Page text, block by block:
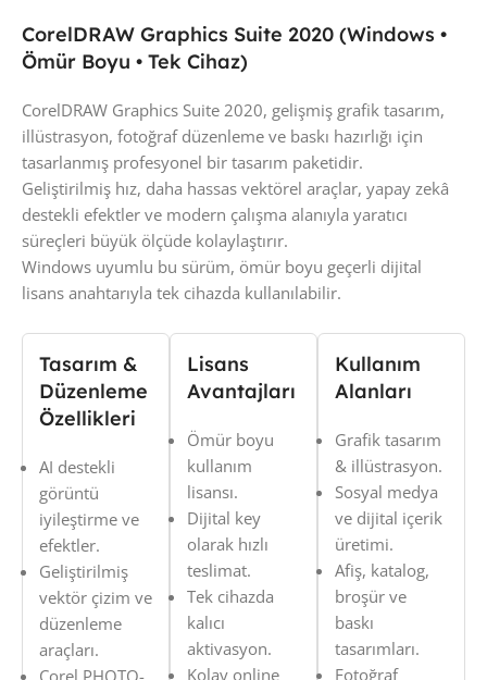
CorelDRAW Graphics Suite 2020 (Windows •
Ömür Boyu • Tek Cihaz)
CorelDRAW Graphics Suite 2020, gelişmiş grafik tasarım,
illüstrasyon, fotoğraf düzenleme ve baskı hazırlığı için
tasarlanmış profesyonel bir tasarım paketidir.
Geliştirilmiş hız, daha hassas vektörel araçlar, yapay zekâ
destekli efektler ve modern çalışma alanıyla yaratıcı
süreçleri büyük ölçüde kolaylaştırır.
Windows uyumlu bu sürüm, ömür boyu geçerli dijital
lisans anahtarıyla tek cihazda kullanılabilir.
Tasarım &
Düzenleme
Özellikleri
AI destekli
görüntü
iyileştirme ve
efektler.
Geliştirilmiş
vektör çizim ve
düzenleme
araçları.
Lisans
Avantajları
Ömür boyu
kullanım
lisansı.
Dijital key
olarak hızlı
teslimat.
Tek cihazda
kalıcı
aktivasyon.
Kolay online
Kullanım
Alanları
Grafik tasarım
& illüstrasyon.
Sosyal medya
ve dijital içerik
üretimi.
Afiş, katalog,
broşür ve
baskı
tasarımları.
Fotoğraf